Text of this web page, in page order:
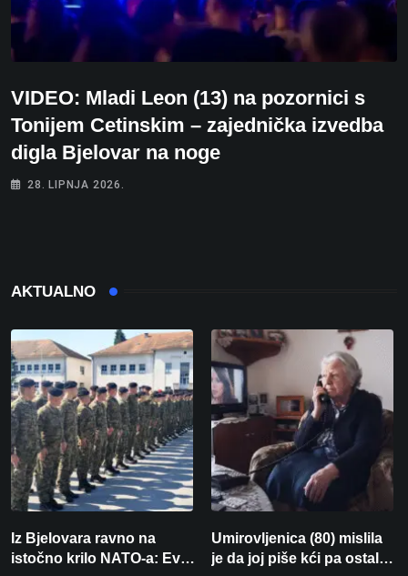
VIDEO: Mladi Leon (13) na pozornici s
Tonijem Cetinskim – zajednička izvedba
digla Bjelovar na noge
28. LIPNJA 2026.
AKTUALNO
Iz Bjelovara ravno na
istočno krilo NATO-a: Evo
Umirovljenica (80) mislila
je da joj piše kći pa ostala